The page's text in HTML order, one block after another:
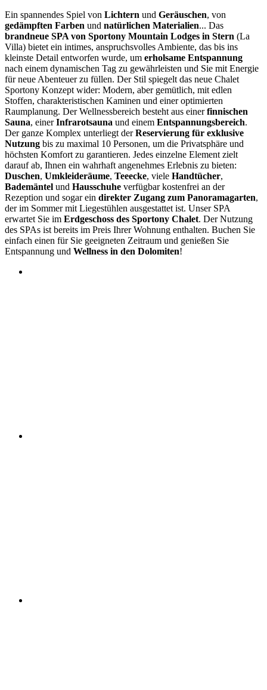
Ein spannendes Spiel von Lichtern und Geräuschen, von
gedämpften Farben und natürlichen Materialien... Das
brandneue SPA von Sportony Mountain Lodges in Stern (La
Villa) bietet ein intimes, anspruchsvolles Ambiente, das bis ins
kleinste Detail entworfen wurde, um erholsame Entspannung
nach einem dynamischen Tag zu gewährleisten und Sie mit Energie
für neue Abenteuer zu füllen. Der Stil spiegelt das neue Chalet
Sportony Konzept wider: Modern, aber gemütlich, mit edlen
Stoffen, charakteristischen Kaminen und einer optimierten
Raumplanung. Der Wellnessbereich besteht aus einerfinnischen
Sauna, einerInfrarotsauna und einem Entspannungsbereich.
Der ganze Komplex unterliegt derReservierung für exklusive
Nutzung bis zu maximal 10 Personen, um die Privatsphäre und
höchsten Komfort zu garantieren. Jedes einzelne Element zielt
darauf ab, Ihnen ein wahrhaft angenehmes Erlebnis zu bieten:
Duschen, Umkleideräume, Teeecke, viele Handtücher,
Bademäntel und Hausschuhe verfügbar kostenfrei an der
Rezeption und sogar ein direkter Zugang zum Panoramagarten,
der im Sommer mit Liegestühlen ausgestattet ist. Unser SPA
erwartet Sie im Erdgeschoss des Sportony Chalet. Der Nutzung
des SPAs ist bereits im Preis Ihrer Wohnung enthalten. Buchen Sie
einfach einen für Sie geeigneten Zeitraum und genießen Sie
Entspannung und Wellness in den Dolomiten!